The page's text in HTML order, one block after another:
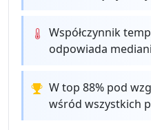
Współczynnik
odpowiada
W top 88% pod
wśród wszystkich